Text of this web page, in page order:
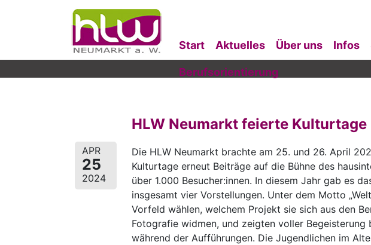
Start Aktuelles Über uns Infos
Berufsorientierung
APR
25
2024
HLW Neumarkt feierte
Die HLW Neumarkt brachte am 25. und 26. April
Kulturtage erneut Beiträge auf die Bühne des
über 1.000 Besucher:innen. In diesem Jahr gab es
insgesamt vier Vorstellungen. Unter dem Motto
Vorfeld wählen, welchem Projekt sie sich aus den
Fotografie widmen, und zeigten voller
während der Aufführungen. Die Jugendlichen im